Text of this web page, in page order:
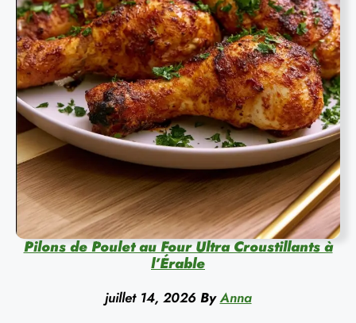
Pilons de Poulet au Four Ultra Croustillants à
l’Érable
juillet 14, 2026 By Anna